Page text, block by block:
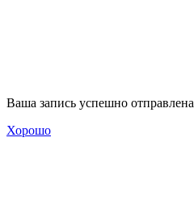
Ваша запись успешно отправлена
Хорошо